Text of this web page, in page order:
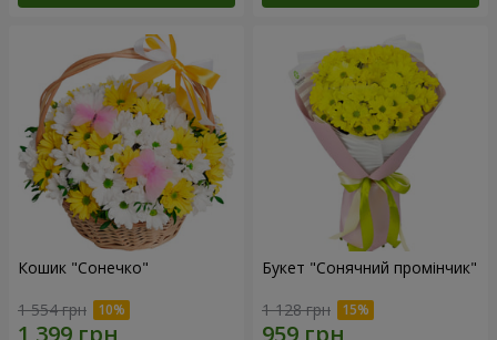
Кошик "Сонечко"
1 554 грн
Букет "Сонячний промінчик"
1 128 грн